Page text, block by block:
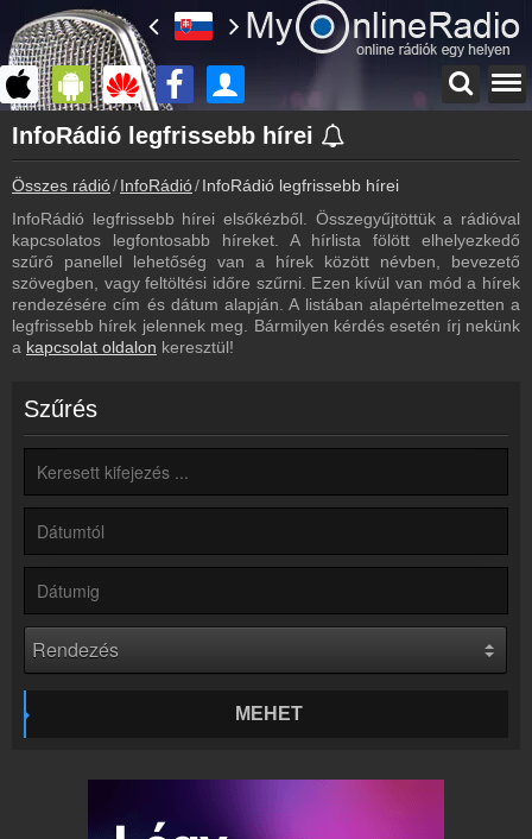
Főoldal
myonlineradio.hu
InfoRádió
Vissza az InfoRádió oldalára
Bejelentkezés
Hozz létre saját fiókot!
Archívum
InfoRádió korábbi adásai
Kapcsolat
Partnerek
Rádió beágyazás
Online rádió készítés
Készítés lépésről lépésre
InfoRádió legfrissebb hírei
Összes rádió InfoRádió InfoRádió legfrissebb hírei
InfoRádió legfrissebb hírei elsőkézből. Összegyűjtöttük a rádióval
kapcsolatos legfontosabb híreket. A hírlista fölött elhelyezkedő
szűrő panellel lehetőség van a hírek között névben, bevezető
szövegben, vagy feltöltési időre szűrni. Ezen kívül van mód a hírek
rendezésére cím és dátum alapján. A listában alapértelmezetten a
legfrissebb hírek jelennek meg. Bármilyen kérdés esetén írj nekünk
a kapcsolat oldalon keresztül!
Szűrés
MEHET